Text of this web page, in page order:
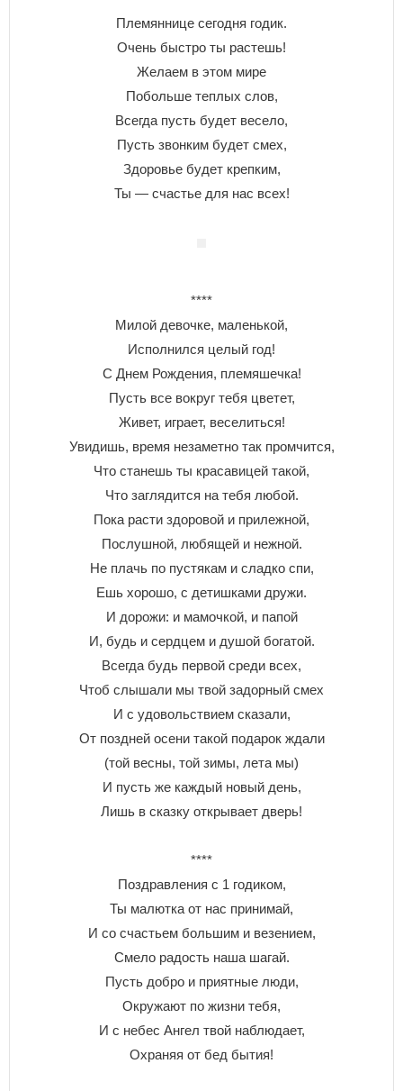
Племяннице сегодня годик.
Очень быстро ты растешь!
Желаем в этом мире
Побольше теплых слов,
Всегда пусть будет весело,
Пусть звонким будет смех,
Здоровье будет крепким,
Ты — счастье для нас всех!
****
Милой девочке, маленькой,
Исполнился целый год!
С Днем Рождения, племяшечка!
Пусть все вокруг тебя цветет,
Живет, играет, веселиться!
Увидишь, время незаметно так промчится,
Что станешь ты красавицей такой,
Что заглядится на тебя любой.
Пока расти здоровой и прилежной,
Послушной, любящей и нежной.
Не плачь по пустякам и сладко спи,
Ешь хорошо, с детишками дружи.
И дорожи: и мамочкой, и папой
И, будь и сердцем и душой богатой.
Всегда будь первой среди всех,
Чтоб слышали мы твой задорный смех
И с удовольствием сказали,
От поздней осени такой подарок ждали
(той весны, той зимы, лета мы)
И пусть же каждый новый день,
Лишь в сказку открывает дверь!
****
Поздравления с 1 годиком,
Ты малютка от нас принимай,
И со счастьем большим и везением,
Смело радость наша шагай.
Пусть добро и приятные люди,
Окружают по жизни тебя,
И с небес Ангел твой наблюдает,
Охраняя от бед бытия!